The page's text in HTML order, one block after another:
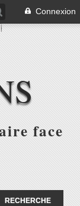
Connexion
face